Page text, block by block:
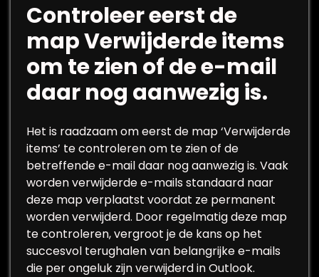
Controleer eerst de
map Verwijderde items
om te zien of de e-mail
daar nog aanwezig is.
Het is raadzaam om eerst de map ‘Verwijderde
items’ te controleren om te zien of de
betreffende e-mail daar nog aanwezig is. Vaak
worden verwijderde e-mails standaard naar
deze map verplaatst voordat ze permanent
worden verwijderd. Door regelmatig deze map
te controleren, vergroot je de kans op het
succesvol terughalen van belangrijke e-mails
die per ongeluk zijn verwijderd in Outlook.